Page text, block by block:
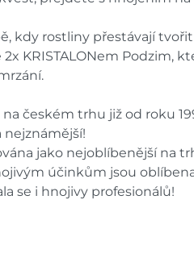
kdy rostliny přestávají
KRISTALONem Podzim,
na českém trhu již od roku
nejznámější!
jako nejoblíbenější na
účinkům jsou
se i hnojivy profesionálů!